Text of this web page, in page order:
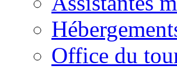
Office du